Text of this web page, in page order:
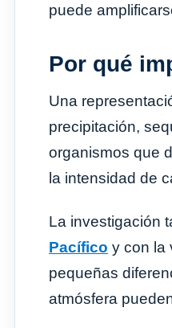
puede
Por qué
Una
precipitación,
organismos que
la intensidad de
La investigación
Pacífico y con la
pequeñas
atmósfera